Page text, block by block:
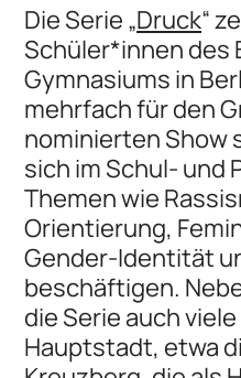
Die Serie „Druck“
Schüler*innen des
Gymnasiums in
mehrfach für den
nominierten Show
sich im Schul- und
Themen wie
Orientierung,
Gender-Identität
beschäftigen.
die Serie auch
Hauptstadt, etwa